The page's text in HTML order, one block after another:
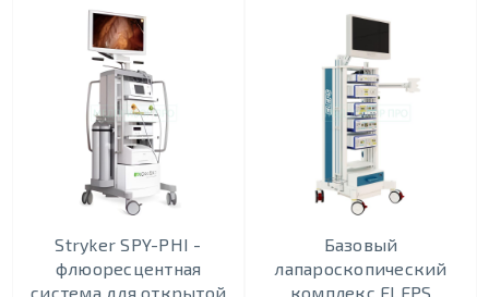
Stryker SPY-PHI -
флюоресцентная
система для открытой
Базовый
лапароскопический
комплекс ELEPS